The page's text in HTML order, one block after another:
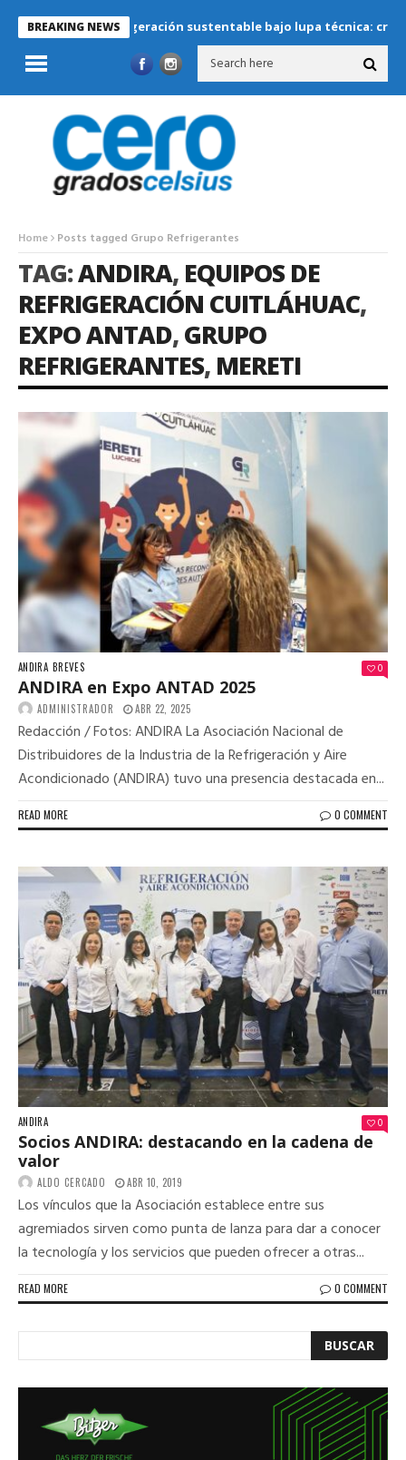
BREAKING NEWS
Refrigeración sustentable bajo lupa técnica: criterios
Home Posts tagged Grupo Refrigerantes
TAG:ANDIRA, EQUIPOS DE
REFRIGERACIÓN CUITLÁHUAC,
EXPO ANTAD,GRUPO
REFRIGERANTES, MERETI
ANDIRA BREVES 0
ANDIRA en Expo ANTAD 2025
ADMINISTRADOR ABR 22, 2025
Redacción / Fotos: ANDIRA La Asociación Nacional de
Distribuidores de la Industria de la Refrigeración y Aire
Acondicionado (ANDIRA) tuvo una presencia destacada en...
READ MORE 0 COMMENT
ANDIRA 0
Socios ANDIRA: destacando en la cadena de
valor
ALDO CERCADO ABR 10, 2019
Los vínculos que la Asociación establece entre sus
agremiados sirven como punta de lanza para dar a conocer
la tecnología y los servicios que pueden ofrecer a otras...
READ MORE 0 COMMENT